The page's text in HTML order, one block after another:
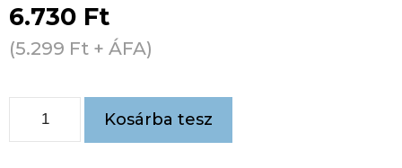
6.730 Ft
(5.299 Ft + ÁFA)
Kosárba tesz